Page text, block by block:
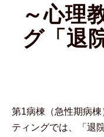
～心理
グ「退
第1病棟（急性期病
ティングでは、「退